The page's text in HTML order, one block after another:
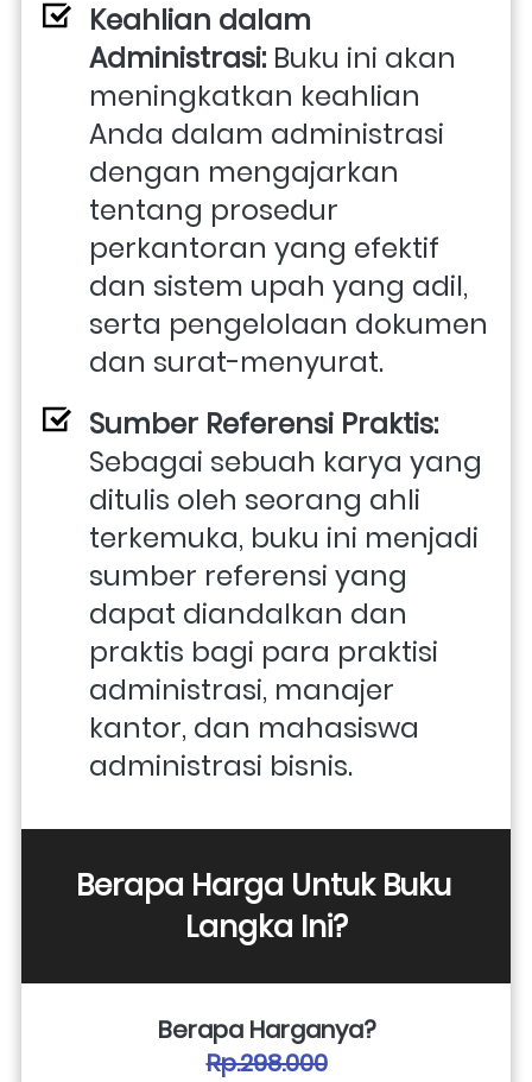
Keahlian dalam
Administrasi: Buku ini akan
meningkatkan keahlian
Anda dalam administrasi
dengan mengajarkan
tentang prosedur
perkantoran yang efektif
dan sistem upah yang adil,
serta pengelolaan dokumen
dan surat-menyurat.
Sebagai sebuah karya yang
ditulis oleh seorang ahli
terkemuka, buku ini menjadi
sumber referensi yang
dapat diandalkan dan
praktis bagi para praktisi
administrasi, manajer
kantor, dan mahasiswa
administrasi bisnis.
Berapa Harga Untuk Buku
Langka Ini?
Berapa Harganya?
Rp.298.000